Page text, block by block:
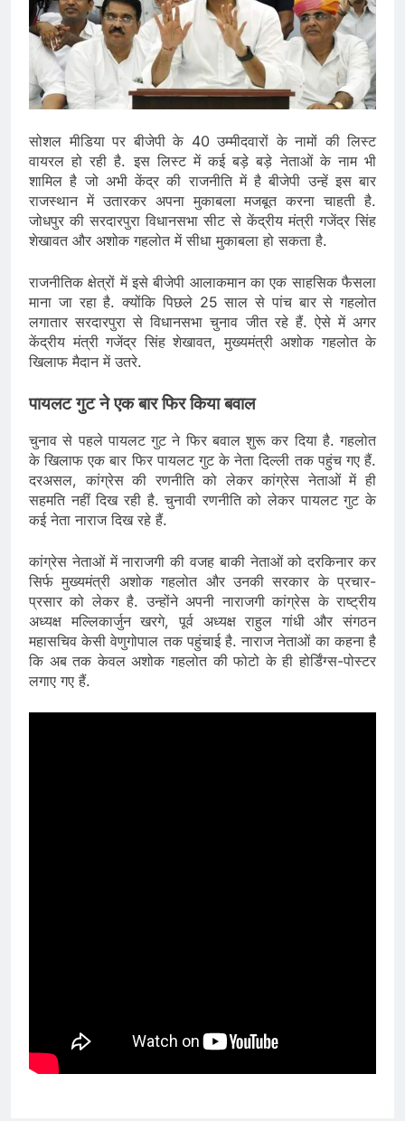
सोशल मीडिया पर बीजेपी के 40 उम्मीदवारों के नामों की लिस्ट
वायरल हो रही है. इस लिस्ट में कई बड़े बड़े नेताओं के नाम भी
शामिल है जो अभी केंद्र की राजनीति में है बीजेपी उन्हें इस बार
राजस्थान में उतारकर अपना मुकाबला मजबूत करना चाहती है.
जोधपुर की सरदारपुरा विधानसभा सीट से केंद्रीय मंत्री गजेंद्र सिंह
शेखावत और अशोक गहलोत में सीधा मुकाबला हो सकता है.
राजनीतिक क्षेत्रों में इसे बीजेपी आलाकमान का एक साहसिक फैसला
माना जा रहा है. क्योंकि पिछले 25 साल से पांच बार से गहलोत
लगातार सरदारपुरा से विधानसभा चुनाव जीत रहे हैं. ऐसे में अगर
केंद्रीय मंत्री गजेंद्र सिंह शेखावत, मुख्यमंत्री अशोक गहलोत के
खिलाफ मैदान में उतरे.
पायलट गुट ने एक बार फिर किया बवाल
चुनाव से पहले पायलट गुट ने फिर बवाल शुरू कर दिया है. गहलोत
के खिलाफ एक बार फिर पायलट गुट के नेता दिल्ली तक पहुंच गए हैं.
दरअसल, कांग्रेस की रणनीति को लेकर कांग्रेस नेताओं में ही
सहमति नहीं दिख रही है. चुनावी रणनीति को लेकर पायलट गुट के
कई नेता नाराज दिख रहे हैं.
कांग्रेस नेताओं में नाराजगी की वजह बाकी नेताओं को दरकिनार कर
सिर्फ मुख्यमंत्री अशोक गहलोत और उनकी सरकार के प्रचार-
प्रसार को लेकर है. उन्होंने अपनी नाराजगी कांग्रेस के राष्ट्रीय
अध्यक्ष मल्लिकार्जुन खरगे, पूर्व अध्यक्ष राहुल गांधी और संगठन
महासचिव केसी वेणुगोपाल तक पहुंचाई है. नाराज नेताओं का कहना है
कि अब तक केवल अशोक गहलोत की फोटो के ही होर्डिंग्स-पोस्टर
लगाए गए हैं.